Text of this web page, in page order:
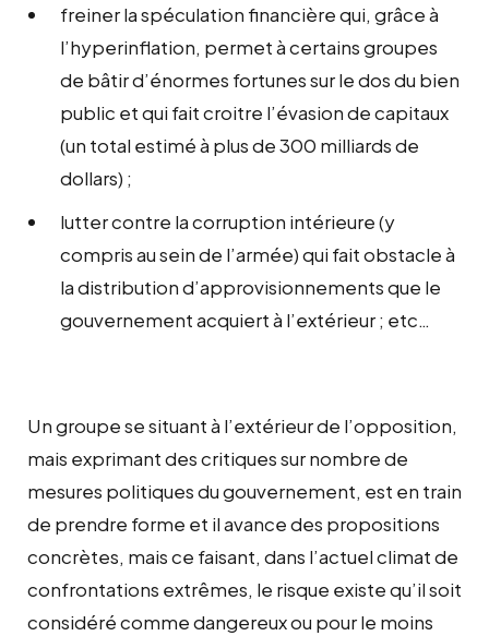
freiner la spéculation financière qui, grâce à
l’hyperinflation, permet à certains groupes
de bâtir d’énormes fortunes sur le dos du bien
public et qui fait croitre l’évasion de capitaux
(un total estimé à plus de 300 milliards de
dollars) ;
lutter contre la corruption intérieure (y
compris au sein de l’armée) qui fait obstacle à
la distribution d’approvisionnements que le
gouvernement acquiert à l’extérieur ; etc…
Un groupe se situant à l’extérieur de l’opposition,
mais exprimant des critiques sur nombre de
mesures politiques du gouvernement, est en train
de prendre forme et il avance des propositions
concrètes, mais ce faisant, dans l’actuel climat de
confrontations extrêmes, le risque existe qu’il soit
considéré comme dangereux ou pour le moins